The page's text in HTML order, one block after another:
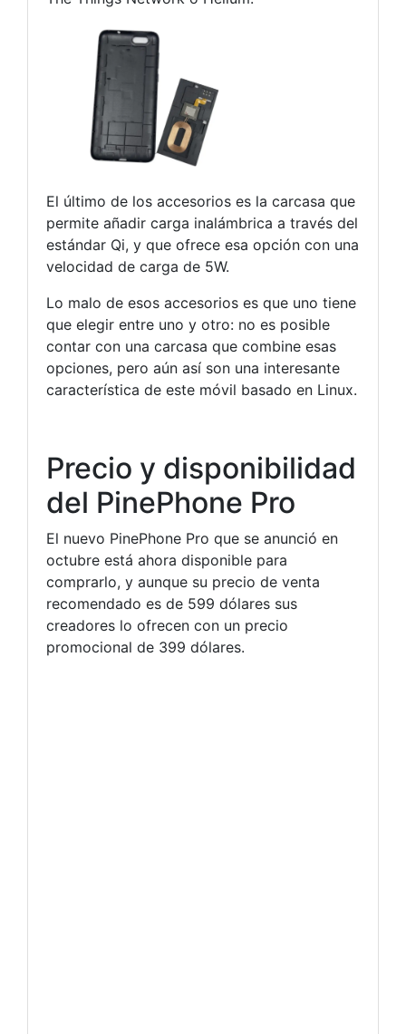
El último de los accesorios es la carcasa que
permite añadir carga inalámbrica a través del
estándar Qi, y que ofrece esa opción con una
velocidad de carga de 5W.
Lo malo de esos accesorios es que uno tiene
que elegir entre uno y otro: no es posible
contar con una carcasa que combine esas
opciones, pero aún así son una interesante
característica de este móvil basado en Linux.
Precio y disponibilidad
del PinePhone Pro
El nuevo PinePhone Pro que se anunció en
octubre está ahora disponible para
comprarlo, y aunque su precio de venta
recomendado es de 599 dólares sus
creadores lo ofrecen con un precio
promocional de 399 dólares.